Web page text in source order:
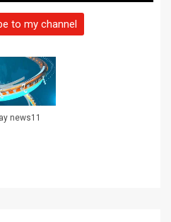
to my channel
news11